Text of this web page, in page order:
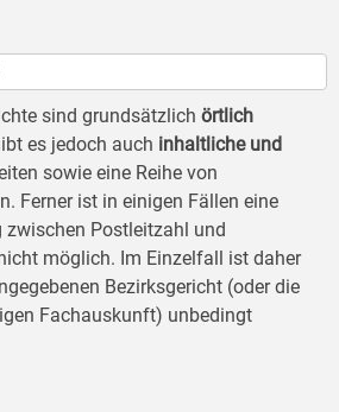
sind grundsätzlich örtlich
es jedoch auch inhaltliche und
sowie eine Reihe von
Ferner ist in einigen Fällen eine
Postleitzahl und
möglich. Im Einzelfall ist daher
Bezirksgericht (oder die
Fachauskunft) unbedingt